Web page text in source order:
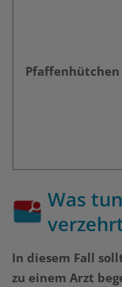
Pfaffenhütchen
Was
In diesem Fall
zu einem Arzt